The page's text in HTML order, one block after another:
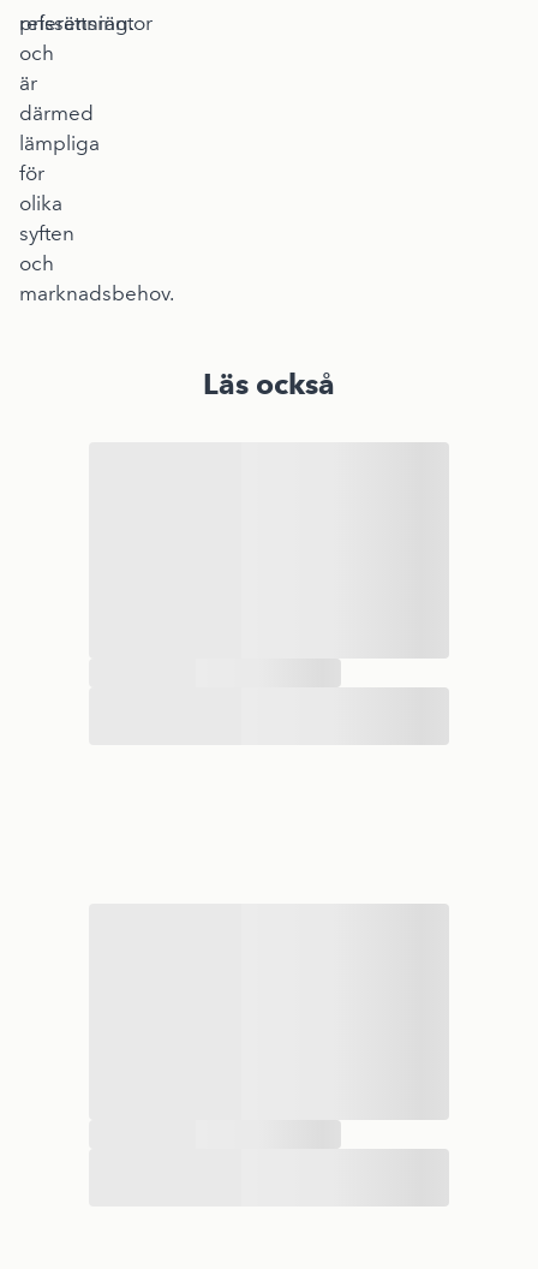
prissättning.
referensräntor
och
är
därmed
lämpliga
för
olika
syften
och
marknadsbehov.
Läs också